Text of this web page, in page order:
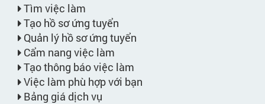
Tìm việc làm
Tạo hồ sơ ứng tuyển
Quản lý hồ sơ ứng tuyển
Cẩm nang việc làm
Tạo thông báo việc làm
Việc làm phù hợp với bạn
Bảng giá dịch vụ